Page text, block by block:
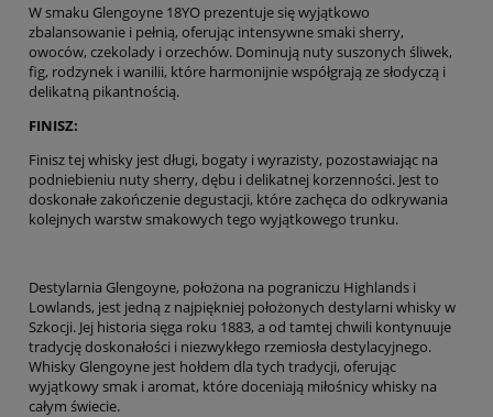
W smaku Glengoyne 18YO prezentuje się wyjątkowo
zbalansowanie i pełnią, oferując intensywne smaki sherry,
owoców, czekolady i orzechów. Dominują nuty suszonych śliwek,
fig, rodzynek i wanilii, które harmonijnie współgrają ze słodyczą i
delikatną pikantnością.
FINISZ:
Finisz tej whisky jest długi, bogaty i wyrazisty, pozostawiając na
podniebieniu nuty sherry, dębu i delikatnej korzenności. Jest to
doskonałe zakończenie degustacji, które zachęca do odkrywania
kolejnych warstw smakowych tego wyjątkowego trunku.
Destylarnia Glengoyne, położona na pograniczu Highlands i
Lowlands, jest jedną z najpiękniej położonych destylarni whisky w
Szkocji. Jej historia sięga roku 1883, a od tamtej chwili kontynuuje
tradycję doskonałości i niezwykłego rzemiosła destylacyjnego.
Whisky Glengoyne jest hołdem dla tych tradycji, oferując
wyjątkowy smak i aromat, które doceniają miłośnicy whisky na
całym świecie.